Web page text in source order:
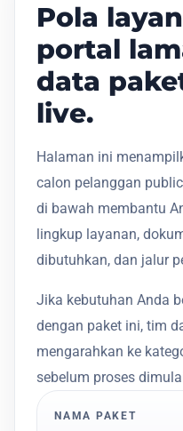
Pola
portal
data
live.
Halaman ini
calon pelanggan
di bawah membantu
lingkup layanan,
dibutuhkan, dan jalur
Jika kebutuhan Anda
dengan paket ini, tim
mengarahkan ke
sebelum proses
NAMA PAKET